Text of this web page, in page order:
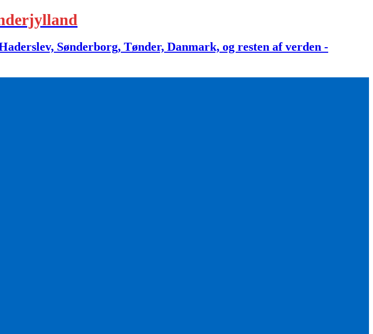
Sønderborg, Tønder, Danmark, og resten af verden -